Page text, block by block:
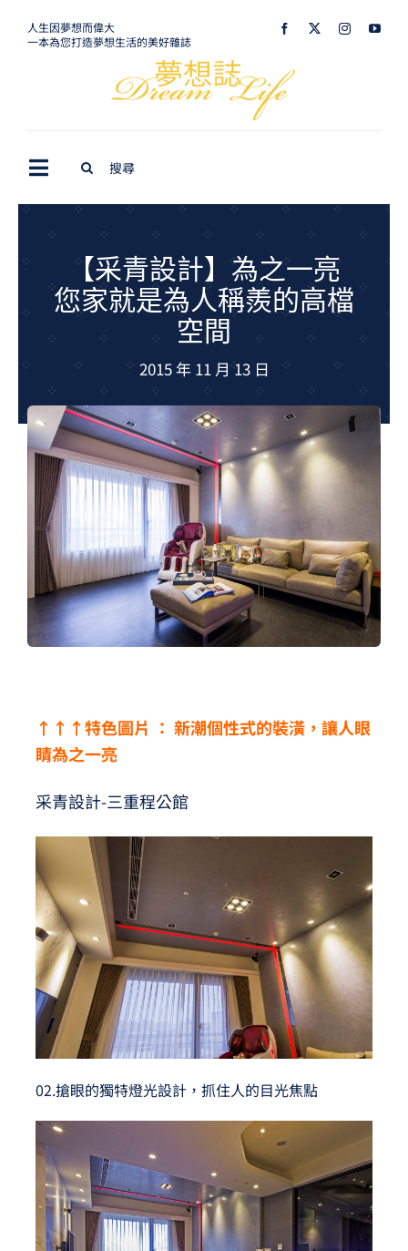
人生因夢想而偉大
一本為您打造夢想生活的美好雜誌
Toggle
Navigation
生活美學
室內設計
夢想TV
GCU大賽
【采青設計】為之一亮
您家就是為人稱羨的高檔
空間
2015 年 11 月 13 日
↑↑↑特色圖片 ： 新潮個性式的裝潢，讓人眼
睛為之一亮
采青設計-三重程公館
02.搶眼的獨特燈光設計，抓住人的目光焦點